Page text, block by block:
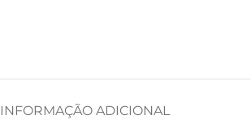
INFORMAÇÃO ADICIONAL